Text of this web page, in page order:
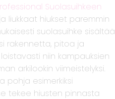
Suolasuihkeen
liukkaat hiukset paremmin
suolasuihke sisältää
rakennetta, pitoa ja
niin kampauksien
arkilookin viimeistelyksi.
pohja esimerkiksi
tekee hiusten pinnasta